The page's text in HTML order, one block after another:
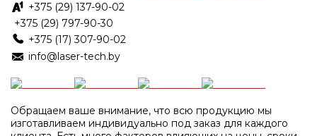
+375 (29) 137-90-02
+375 (29) 797-90-30
+375 (17) 307-90-02
info@laser-tech.by
Обращаем ваше внимание, что всю продукцию мы
изготавливаем индивидуально под заказ для каждого